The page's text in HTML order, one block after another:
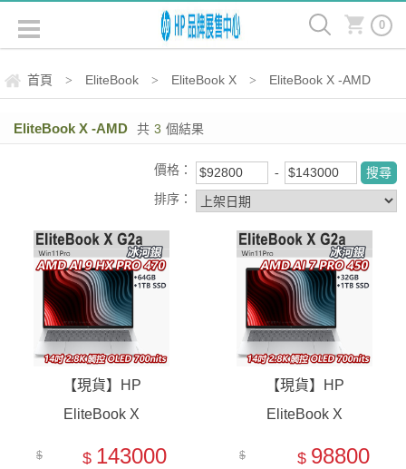
0
首頁 > EliteBook > EliteBook X > EliteBook X -AMD
EliteBook X -AMD 共 3 個結果
價格：
排序：
【現貨】HP
EliteBook X
$ $ 143000
【現貨】HP
EliteBook X
$ $ 98800